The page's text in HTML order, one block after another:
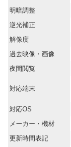
明暗調整
逆光補正
解像度
過去映像・画像
夜間閲覧
対応端末
対応OS
メーカー・機材
更新時間表記